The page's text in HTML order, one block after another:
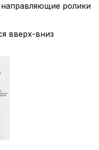
ролики
вверх-вниз
настроек файлов cookie
верхней части